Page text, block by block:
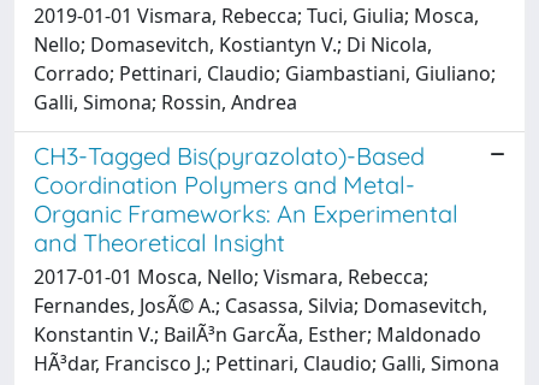
2019-01-01 Vismara, Rebecca; Tuci, Giulia; Mosca,
Nello; Domasevitch, Kostiantyn V.; Di Nicola,
Corrado; Pettinari, Claudio; Giambastiani, Giuliano;
Galli, Simona; Rossin, Andrea
CH3-Tagged Bis(pyrazolato)-Based
Coordination Polymers and Metal-
Organic Frameworks: An Experimental
and Theoretical Insight
2017-01-01 Mosca, Nello; Vismara, Rebecca;
Fernandes, JosÃ© A.; Casassa, Silvia; Domasevitch,
Konstantin V.; BailÃ³n GarcÃ­a, Esther; Maldonado
HÃ³dar, Francisco J.; Pettinari, Claudio; Galli, Simona